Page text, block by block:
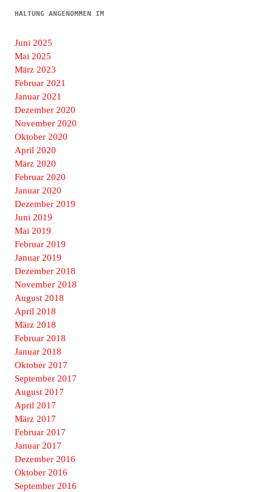
HALTUNG ANGENOMMEN IM
Juni 2025
Mai 2025
März 2023
Februar 2021
Januar 2021
Dezember 2020
November 2020
Oktober 2020
April 2020
März 2020
Februar 2020
Januar 2020
Dezember 2019
Juni 2019
Mai 2019
Februar 2019
Januar 2019
Dezember 2018
November 2018
August 2018
April 2018
März 2018
Februar 2018
Januar 2018
Oktober 2017
September 2017
August 2017
April 2017
März 2017
Februar 2017
Januar 2017
Dezember 2016
Oktober 2016
September 2016